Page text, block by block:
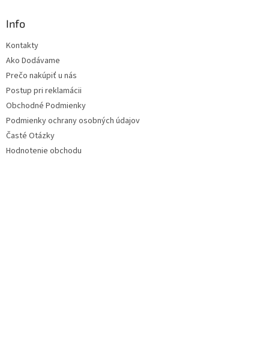
Info
Kontakty
Ako Dodávame
Prečo nakúpiť u nás
Postup pri reklamácii
Obchodné Podmienky
Podmienky ochrany osobných údajov
Časté Otázky
Hodnotenie obchodu